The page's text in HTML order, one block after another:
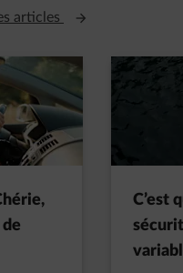
articles Ouvre un nouvel
C’est